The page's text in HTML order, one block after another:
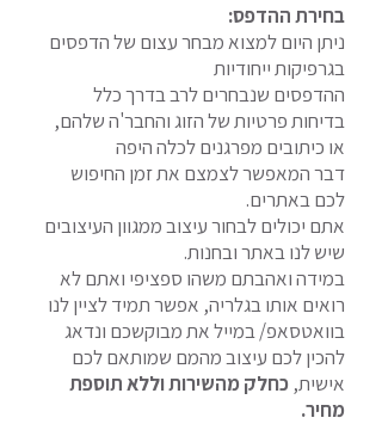
בחירת ההדפס:
ניתן היום למצוא מבחר עצום של הדפסים
בגרפיקות ייחודיות
ההדפסים שנבחרים לרב בדרך כלל
בדיחות פרטיות של הזוג והחבר'ה שלהם,
או כיתובים מפרגנים לכלה היפה
דבר המאפשר לצמצם את זמן החיפוש
לכם באתרים.
אתם יכולים לבחור עיצוב ממגוון העיצובים
שיש לנו באתר ובחנות.
במידה ואהבתם משהו ספציפי ואתם לא
רואים אותו בגלריה, אפשר תמיד לציין לנו
בוואטסאפ/ במייל את מבוקשכם ונדאג
להכין לכם עיצוב מהמם שמותאם לכם
אישית, כחלק מהשירות וללא תוספת
מחיר.